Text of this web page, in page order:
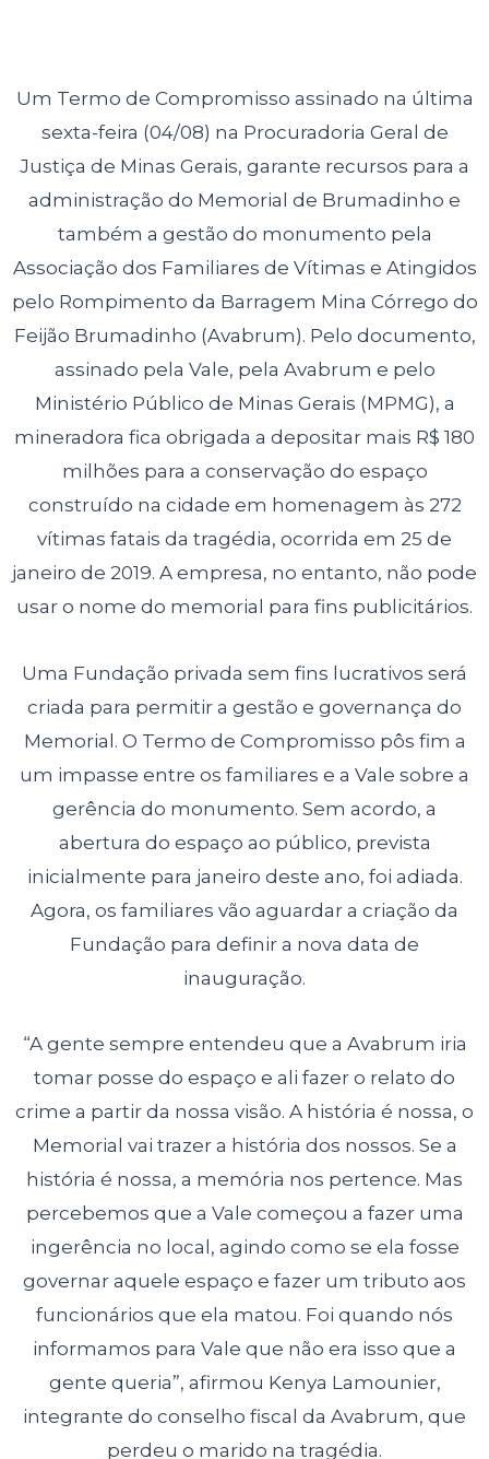
Um Termo de Compromisso assinado na última
sexta-feira (04/08) na Procuradoria Geral de
Justiça de Minas Gerais, garante recursos para a
administração do Memorial de Brumadinho e
também a gestão do monumento pela
Associação dos Familiares de Vítimas e Atingidos
pelo Rompimento da Barragem Mina Córrego do
Feijão Brumadinho (Avabrum). Pelo documento,
assinado pela Vale, pela Avabrum e pelo
Ministério Público de Minas Gerais (MPMG), a
mineradora fica obrigada a depositar mais R$ 180
milhões para a conservação do espaço
construído na cidade em homenagem às 272
vítimas fatais da tragédia, ocorrida em 25 de
janeiro de 2019. A empresa, no entanto, não pode
usar o nome do memorial para fins publicitários.
Uma Fundação privada sem fins lucrativos será
criada para permitir a gestão e governança do
Memorial. O Termo de Compromisso pôs fim a
um impasse entre os familiares e a Vale sobre a
gerência do monumento. Sem acordo, a
abertura do espaço ao público, prevista
inicialmente para janeiro deste ano, foi adiada.
Agora, os familiares vão aguardar a criação da
Fundação para definir a nova data de
inauguração.
“A gente sempre entendeu que a Avabrum iria
tomar posse do espaço e ali fazer o relato do
crime a partir da nossa visão. A história é nossa, o
Memorial vai trazer a história dos nossos. Se a
história é nossa, a memória nos pertence. Mas
percebemos que a Vale começou a fazer uma
ingerência no local, agindo como se ela fosse
governar aquele espaço e fazer um tributo aos
funcionários que ela matou. Foi quando nós
informamos para Vale que não era isso que a
gente queria”, afirmou Kenya Lamounier,
integrante do conselho fiscal da Avabrum, que
perdeu o marido na tragédia.